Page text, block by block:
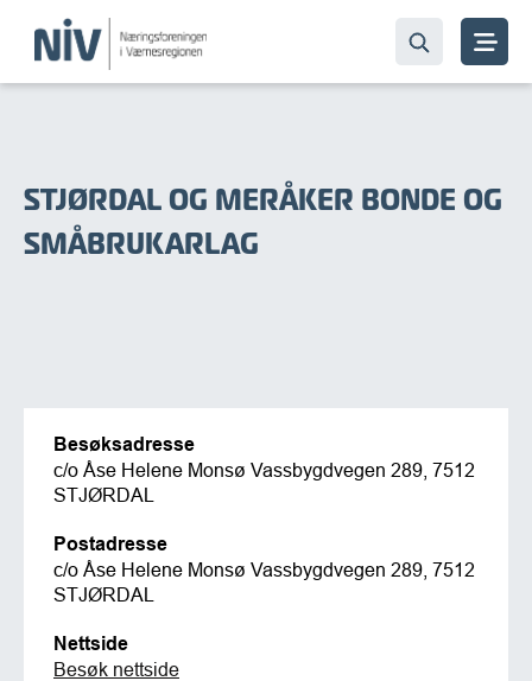
STJØRDAL OG MERÅKER BONDE OG
SMÅBRUKARLAG
Besøksadresse
c/o Åse Helene Monsø Vassbygdvegen 289, 7512
STJØRDAL
Postadresse
c/o Åse Helene Monsø Vassbygdvegen 289, 7512
STJØRDAL
Nettside
Besøk nettside